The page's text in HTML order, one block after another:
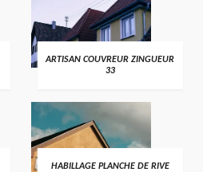
ARTISAN COUVREUR ZINGUEUR
33
HABILLAGE PLANCHE DE RIVE